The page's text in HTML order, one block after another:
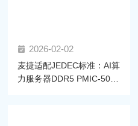
2026-02-02
麦捷适配JEDEC标准：AI算
力服务器DDR5 PMIC-5020